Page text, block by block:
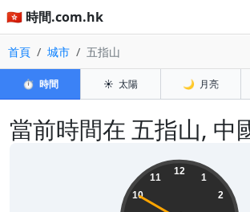
🇭🇰 時間.com.hk
首頁 城市 五指山
⏱️ 時間 ☀️ 太陽 🌙 月亮
當前時間在 五指山, 中
12
1
2
10
11